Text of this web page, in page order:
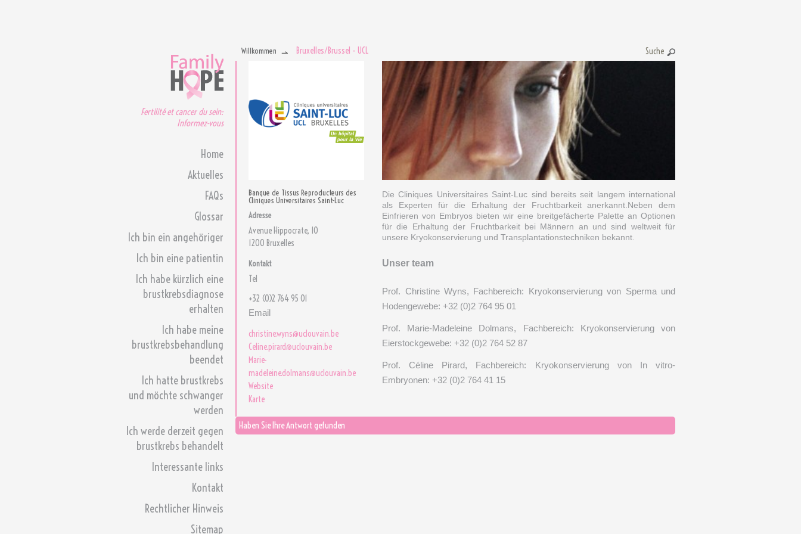
Fertilité et cancer du sein:
Informez-vous
Home
Aktuelles
FAQs
Glossar
Ich bin ein angehöriger
Ich bin eine patientin
Ich habe kürzlich eine
brustkrebsdiagnose
erhalten
Ich habe meine
brustkrebsbehandlung
beendet
Ich hatte brustkrebs
und möchte schwanger
werden
Ich werde derzeit gegen
brustkrebs behandelt
Interessante links
Kontakt
Rechtlicher Hinweis
Sitemap
Willkommen Bruxelles/Brussel – UCL Suche:
Banque de Tissus Reproducteurs des
Cliniques Universitaires Saint-Luc
Adresse
Avenue Hippocrate, 10
1200 Bruxelles
Kontakt
Tel
+32 (0)2 764 95 01
Email
christine.wyns@uclouvain.be
Celine.pirard@uclouvain.be
Marie-
madeleine.dolmans@uclouvain.be
Website
Karte
Die Cliniques Universitaires Saint-Luc sind bereits seit langem international
als Experten für die Erhaltung der Fruchtbarkeit anerkannt.Neben dem
Einfrieren von Embryos bieten wir eine breitgefächerte Palette an Optionen
für die Erhaltung der Fruchtbarkeit bei Männern an und sind weltweit für
unsere Kryokonservierung und Transplantationstechniken bekannt.
Unser team
Prof. Christine Wyns, Fachbereich: Kryokonservierung von Sperma und
Hodengewebe: +32 (0)2 764 95 01
Prof. Marie-Madeleine Dolmans, Fachbereich: Kryokonservierung von
Eierstockgewebe: +32 (0)2 764 52 87
Prof. Céline Pirard, Fachbereich: Kryokonservierung von In vitro-
Embryonen: +32 (0)2 764 41 15
Haben Sie Ihre Antwort gefunden